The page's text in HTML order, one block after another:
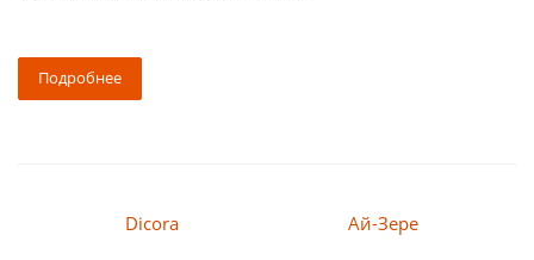
Подробнее
Dicora Ай-Зере